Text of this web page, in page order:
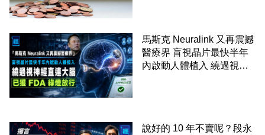
馬斯克 Neuralink 又再震撼
醫療界 盲視晶片最快半年
內啟動人體植入 繞過視神
說好的 10 年不賣呢？段永